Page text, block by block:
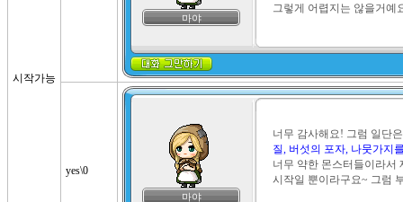
시작가능
마야
그렇게 어렵지는 않을거예
yes\0
마야
너무 감사해요! 그럼 일단
질, 버섯의 포자, 나뭇가지
너무 약한 몬스터들이라서
시작일 뿐이라구요~ 그럼